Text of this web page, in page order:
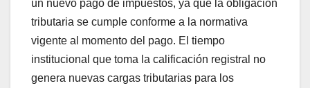
un nuevo pago de impuestos, ya que la obligación
tributaria se cumple conforme a la normativa
vigente al momento del pago. El tiempo
institucional que toma la calificación registral no
genera nuevas cargas tributarias para los